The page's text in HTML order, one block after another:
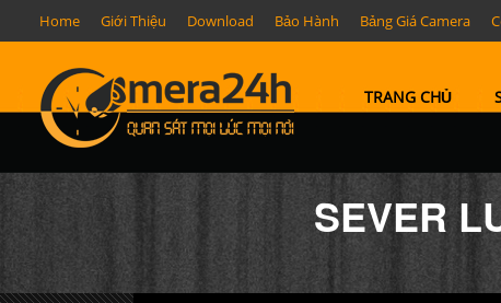
Home Giới Thiệu Download Bảo Hành Bảng Giá Camera
TRANG CHỦ
SEVER